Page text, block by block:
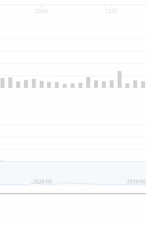
29/06 13/07
2026/06 2026/06